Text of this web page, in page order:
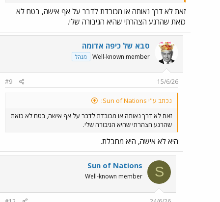
שגם גרטה תבוא
זאת לא דרך נאותה או מכובדת לדבר על אף אישה, בטח לא
כזאת שהרגע הצהרתי שהיא הגיבורה שלי.
סבא של כיפה אדומה
Well-known member מנהל
15/6/26
#9
נכתב ע"י Sun of Nations:
זאת לא דרך נאותה או מכובדת לדבר על אף אישה, בטח לא כזאת
שהרגע הצהרתי שהיא הגיבורה שלי.
היא לא אישה, היא מחבלת.
S
Sun of Nations
Well-known member